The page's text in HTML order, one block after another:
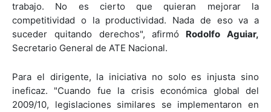
trabajo. No es cierto que quieran mejorar la
competitividad o la productividad. Nada de eso va a
suceder quitando derechos", afirmó Rodolfo Aguiar,
Secretario General de ATE Nacional.
Para el dirigente, la iniciativa no solo es injusta sino
ineficaz. "Cuando fue la crisis económica global del
2009/10, legislaciones similares se implementaron en